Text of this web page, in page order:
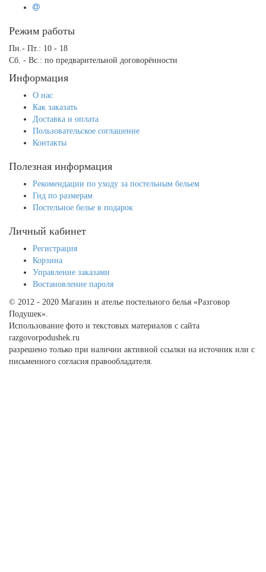
Режим работы
Пн.- Пт.: 10 - 18
Сб. - Вс.: по предварительной договорённости
Информация
О нас
Как заказать
Доставка и оплата
Пользовательское соглашение
Контакты
Полезная информация
Рекомендации по уходу за постельным бельем
Гид по размерам
Постельное белье в подарок
Личный кабинет
Регистрация
Корзина
Управление заказами
Востановление пароля
© 2012 - 2020 Магазин и ателье постельного белья «Разговор
Подушек».
Использование фото и текстовых материалов с сайта
razgovorpodushek.ru
разрешено только при наличии активной ссылки на источник или с
письменного согласия правообладателя.